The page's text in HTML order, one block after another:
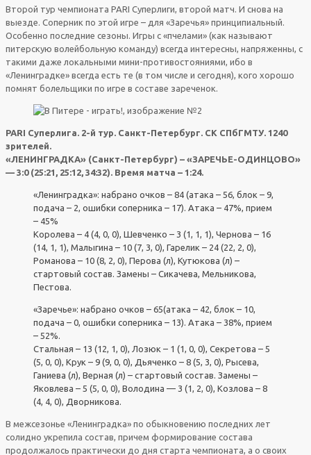
Второй тур чемпионата PARI Суперлиги, второй матч. И снова на
выезде. Соперник по этой игре – для «Заречья» принципиальный.
Особенно последние сезоны. Игры с «пчелами» (как называют
питерскую волейбольную команду) всегда интересны, напряженны, с
такими даже локальными мини-противостояниями, ибо в
«Ленинградке» всегда есть те (в том числе и сегодня), кого хорошо
помнят болельщики по игре в составе зареченок.
PARI Суперлига. 2-й тур. Санкт-Петербург. СК СПбГМТУ. 1240
зрителей.
«ЛЕНИНГРАДКА» (Санкт-Петербург) – «ЗАРЕЧЬЕ-ОДИНЦОВО»
— 3:0 (25:21, 25:12, 34:32). Время матча – 1:24.
«Ленинградка»: набрано очков – 84 (атака – 56, блок – 9,
подача – 2, ошибки соперника – 17). Атака – 47%, прием
– 45%
Королева – 4 (4, 0, 0), Шевченко – 3 (1, 1, 1), Чернова – 16
(14, 1, 1), Малыгина – 10 (7, 3, 0), Гарелик – 24 (22, 2, 0),
Романова – 10 (8, 2, 0), Перова (л), Кутюкова (л) –
стартовый состав. Замены – Сикачева, Мельникова,
Пестова.
«Заречье»: набрано очков – 65(атака – 42, блок – 10,
подача – 0, ошибки соперника – 13). Атака – 38%, прием
– 52%.
Стальная – 13 (12, 1, 0), Лозюк – 1 (1, 0, 0), Секретова – 5
(5, 0, 0), Крук – 9 (9, 0, 0), Дьяченко – 8 (5, 3, 0), Рысева,
Ганиева (л), Верная (л) – стартовый состав. Замены –
Яковлева – 5 (5, 0, 0), Володина — 3 (1, 2, 0), Козлова – 8
(4, 4, 0), Дворникова.
В межсезонье «Ленинградка» по обыкновению последних лет
солидно укрепила состав, причем формирование состава
продолжалось практически до дня старта чемпионата, а о своих